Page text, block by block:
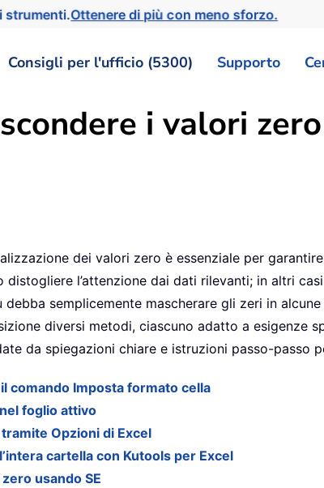
strumenti.Ottenere di più con meno sforzo.
Consigli per l'ufficio (5300) Supporto
i valori
dei valori zero è essenziale per
l’attenzione dai dati rilevanti; in altri
semplicemente mascherare gli zeri in
diversi metodi, ciascuno adatto a esigenze
da spiegazioni chiare e istruzioni passo-passo
comando Imposta formato cella
foglio attivo
Opzioni di Excel
cartella con Kutools per Excel
usando SE